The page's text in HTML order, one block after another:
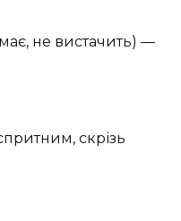
не вистачить) —
скрізь